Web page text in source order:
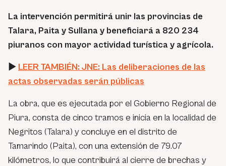
La intervención permitirá unir las provincias de
Talara, Paita y Sullana y beneficiará a 820 234
piuranos con mayor actividad turística y agrícola.
► LEER TAMBIÉN: JNE: Las deliberaciones de las
actas observadas serán públicas
La obra, que es ejecutada por el Gobierno Regional de
Piura, consta de cinco tramos e inicia en la localidad de
Negritos (Talara) y concluye en el distrito de
Tamarindo (Paita), con una extensión de 79.07
kilómetros, lo que contribuirá al cierre de brechas y